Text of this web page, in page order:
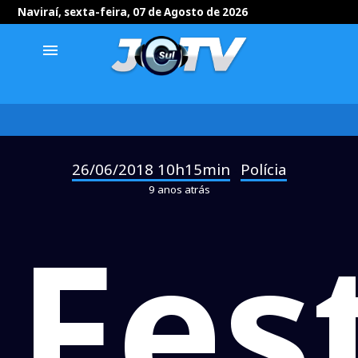
Naviraí, sexta-feira, 07 de Agosto de 2026
menu
26/06/2018 10h15min Polícia
9 anos atrás